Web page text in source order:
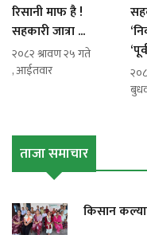
रिसानी माफ है !
सहकारी जात्रा ...
२०८२ श्रावण २५ गते
, आईतवार
ताजा समाचार
किसान